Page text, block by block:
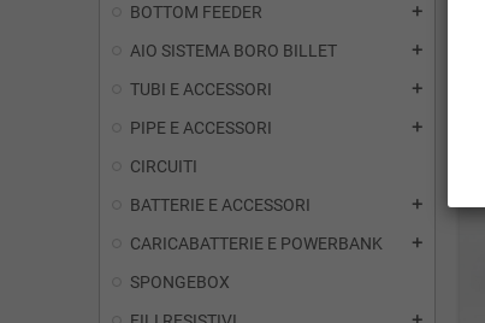
BOTTOM FEEDER add
AIO SISTEMA BORO BILLET add
TUBI E ACCESSORI add
PIPE E ACCESSORI add
CIRCUITI
BATTERIE E ACCESSORI
add
CARICABATTERIE E POWERBANK add
SPONGEBOX